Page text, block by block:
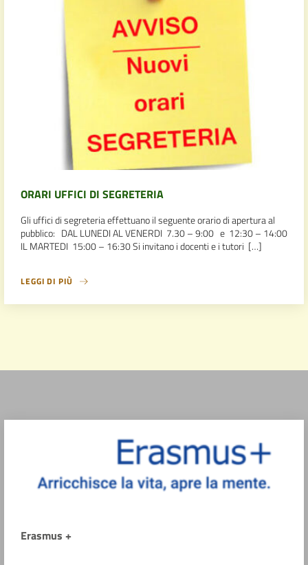
ORARI UFFICI DI SEGRETERIA
Gli uffici di segreteria effettuano il seguente orario di apertura al
pubblico: DAL LUNEDI AL VENERDI 7.30 – 9:00 e 12:30 – 14:00
IL MARTEDI 15:00 – 16:30 Si invitano i docenti e i tutori […]
LEGGI DI PIÙ
Erasmus +